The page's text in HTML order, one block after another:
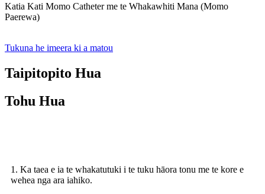
Katia Kati Momo Catheter me te Whakawhiti Mana (Momo
Paerewa)
Tukuna he imeera ki a matou
Taipitopito Hua
Tohu Hua
1. Ka taea e ia te whakatutuki i te tuku hāora tonu me te kore e
wehea nga ara iahiko.